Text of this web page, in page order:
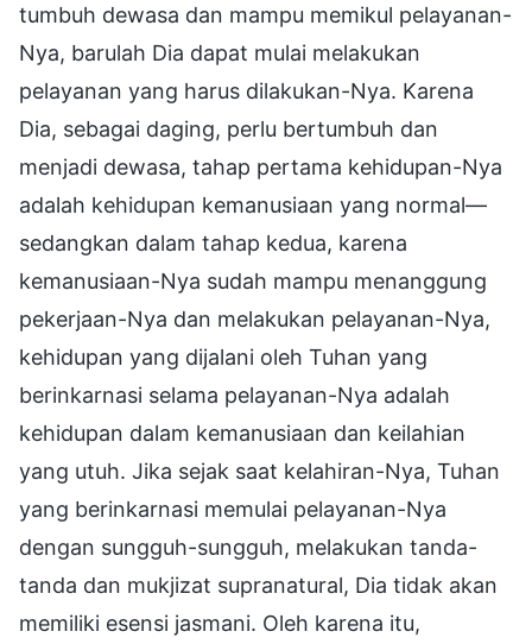
tumbuh dewasa dan mampu memikul pelayanan-
Nya, barulah Dia dapat mulai melakukan
pelayanan yang harus dilakukan-Nya. Karena
Dia, sebagai daging, perlu bertumbuh dan
menjadi dewasa, tahap pertama kehidupan-Nya
adalah kehidupan kemanusiaan yang normal—
sedangkan dalam tahap kedua, karena
kemanusiaan-Nya sudah mampu menanggung
pekerjaan-Nya dan melakukan pelayanan-Nya,
kehidupan yang dijalani oleh Tuhan yang
berinkarnasi selama pelayanan-Nya adalah
kehidupan dalam kemanusiaan dan keilahian
yang utuh. Jika sejak saat kelahiran-Nya, Tuhan
yang berinkarnasi memulai pelayanan-Nya
dengan sungguh-sungguh, melakukan tanda-
tanda dan mukjizat supranatural, Dia tidak akan
memiliki esensi jasmani. Oleh karena itu,